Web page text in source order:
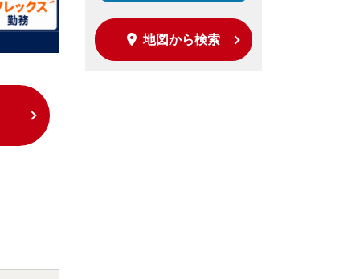
地図から検索